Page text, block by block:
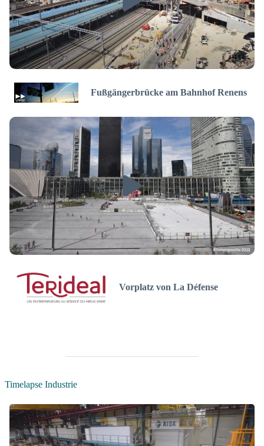
Fußgängerbrücke am Bahnhof Renens
Vorplatz von La Défense
Timelapse Industrie